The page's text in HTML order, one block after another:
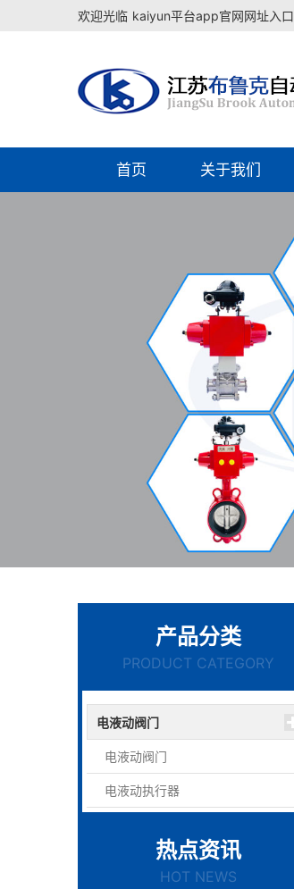
欢迎光临 kaiyun平台app官网网址入口
首页 关于我们
产品分类
PRODUCT CATEGORY
电液动阀门
电液动阀门
电液动执行器
热点资讯
HOT NEWS